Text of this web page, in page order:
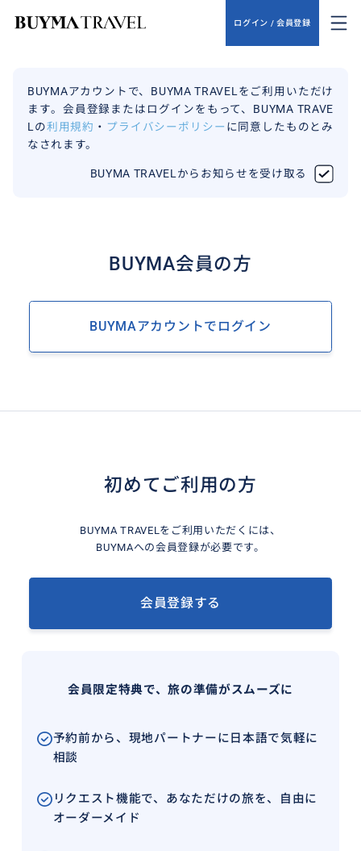
ログイン / 会員登録
BUYMAアカウントで、BUYMA TRAVELをご利用いただけ
ます。会員登録またはログインをもって、BUYMA TRAVE
Lの利用規約 ・ プライバシーポリシー に同意したものとみ
なされます。
BUYMA TRAVELからお知らせを受け取る
BUYMA会員の方
BUYMAアカウントでログイン
初めてご利用の方
BUYMA TRAVELをご利用いただくには、
BUYMAへの会員登録が必要です。
会員登録する
会員限定特典で、旅の準備がスムーズに
予約前から、現地パートナーに日本語で気軽に
相談
リクエスト機能で、あなただけの旅を、自由に
オーダーメイド